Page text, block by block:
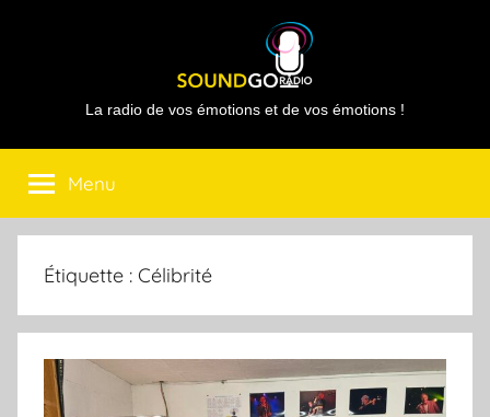
Sound
Go
Radio
La radio de vos émotions et de vos émotions !
Menu
Étiquette : Célibrité